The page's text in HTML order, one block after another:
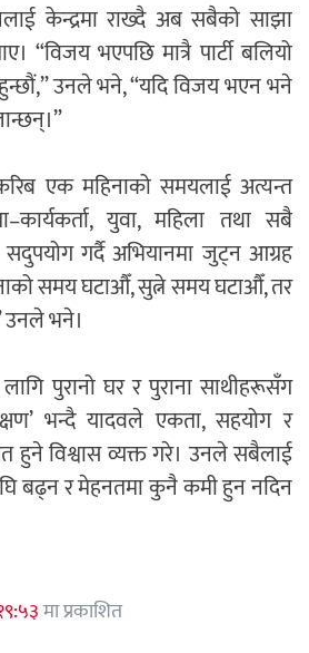
केन्द्रमा राख्दै अब सबैको साझा
“विजय भएपछि मात्रै पार्टी बलियो
उनले भने, “यदि विजय भएन भने
एक महिनाको समयलाई अत्यन्त
युवा, महिला तथा सबै
गर्दै अभियानमा जुट्न आग्रह
समय घटाऔँ, सुत्ने समय घटाऔँ, तर
उनले भने।
पुरानो घर र पुराना साथीहरूसँग
भन्दै यादवले एकता, सहयोग र
हुने विश्वास व्यक्त गरे। उनले सबैलाई
बढ्न र मेहनतमा कुनै कमी हुन नदिन
मा प्रकाशित